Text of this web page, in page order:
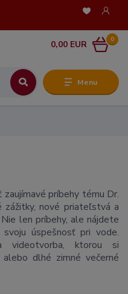
Menu
0
0,00 EUR
príbehy tému Dr.
zážitky, nové priateľstvá a
len príbehy, ale nájdete
úspešnosť pri vode.
videotvorba, ktorou si
dlhé zimné večerné